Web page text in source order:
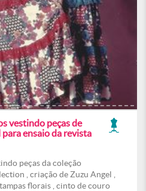
vestindo peças de
ensaio da revista
peças da coleção
, criação de Zuzu Angel ,
florais , cinto de couro